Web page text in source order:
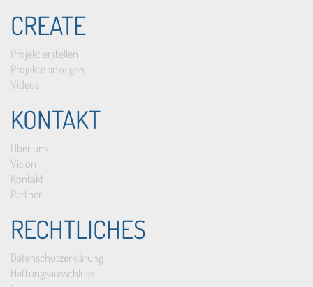
CREATE
Projekt erstellen
Projekte anzeigen
Videos
KONTAKT
Über uns
Vision
Kontakt
Partner
RECHTLICHES
Datenschutzerklärung
Haftungsausschluss